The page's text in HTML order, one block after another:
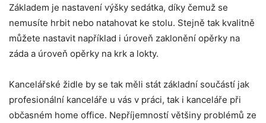
Základem je nastavení výšky sedátka, díky čemuž se
nemusíte hrbit nebo natahovat ke stolu. Stejně tak kvalitně
můžete nastavit například i úroveň zaklonění opěrky na
záda a úroveň opěrky na krk a lokty.
Kancelářské židle by se tak měli stát základní součástí jak
profesionální kanceláře u vás v práci, tak i kanceláře při
občasném home office. Nepříjemností většiny problémů ze